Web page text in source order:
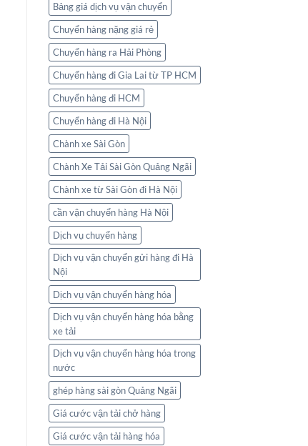
Bảng giá dịch vụ vận chuyển
Chuyển hàng nặng giá rẻ
Chuyển hàng ra Hải Phòng
Chuyển hàng đi Gia Lai từ TP HCM
Chuyển hàng đi HCM
Chuyển hàng đi Hà Nội
Chành xe Sài Gòn
Chành Xe Tải Sài Gòn Quảng Ngãi
Chành xe từ Sài Gòn đi Hà Nội
cần vận chuyển hàng Hà Nội
Dịch vụ chuyển hàng
Dịch vụ vận chuyển gửi hàng đi Hà
Nội
Dịch vụ vận chuyển hàng hóa
Dịch vụ vận chuyển hàng hóa bằng
xe tải
Dịch vụ vận chuyển hàng hóa trong
nước
ghép hàng sài gòn Quảng Ngãi
Giá cước vận tải chở hàng
Giá cước vận tải hàng hóa